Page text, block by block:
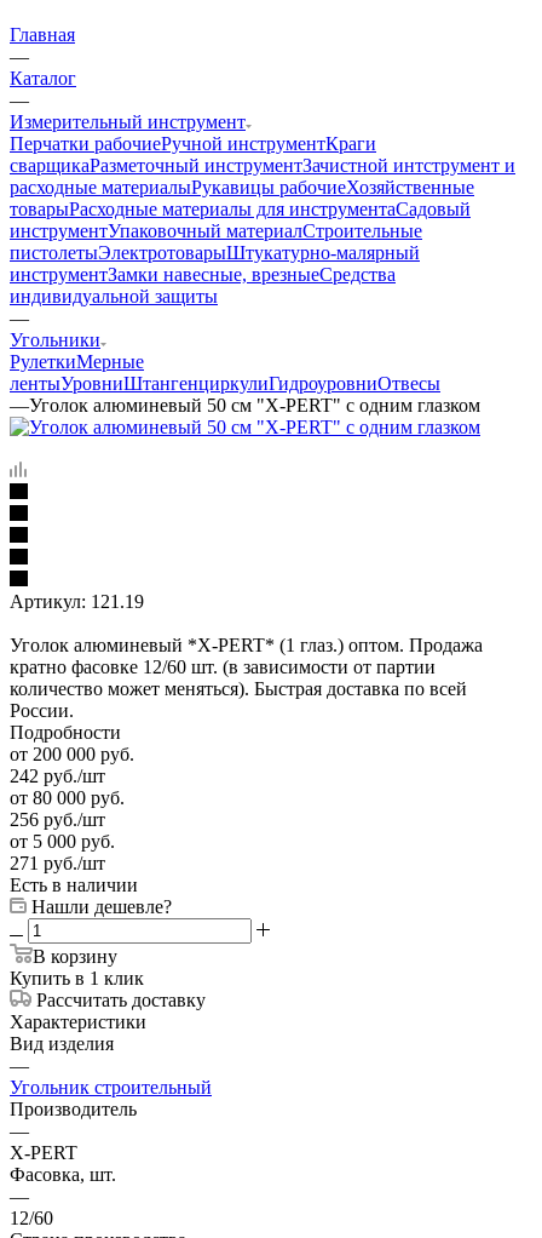
Главная
—
Каталог
—
Измерительный инструмент
Перчатки рабочиеРучной инструментКраги
сварщикаРазметочный инструментЗачистной интструмент и
расходные материалыРукавицы рабочиеХозяйственные
товарыРасходные материалы для инструментаСадовый
инструментУпаковочный материалСтроительные
пистолетыЭлектротоварыШтукатурно-малярный
инструментЗамки навесные, врезныеСредства
индивидуальной защиты
—
Угольники
РулеткиМерные
лентыУровниШтангенциркулиГидроуровниОтвесы
—Уголок алюминевый 50 см "X-PERT" с одним глазком
Артикул: 121.19
Уголок алюминевый *X-PERT* (1 глаз.) оптом. Продажа
кратно фасовке 12/60 шт. (в зависимости от партии
количество может меняться). Быстрая доставка по всей
России.
Подробности
от 200 000 руб.
242 руб./шт
от 80 000 руб.
256 руб./шт
от 5 000 руб.
271 руб./шт
Есть в наличии
Нашли дешевле?
В корзину
Купить в 1 клик
Рассчитать доставку
Характеристики
Вид изделия
—
Угольник строительный
Производитель
—
X-PERT
Фасовка, шт.
—
12/60